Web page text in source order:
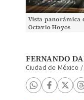
Vista panorámica
Octavio Hoyos
FERNANDO
Ciudad de México